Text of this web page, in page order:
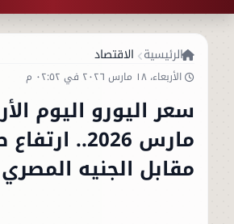
الرئيسية الاقتصاد
الأربعاء، ١٨ مارس ٢٠٢٦ في ٠٢:٥٢ م
مارس 2026..
مقابل الجنيه المصري